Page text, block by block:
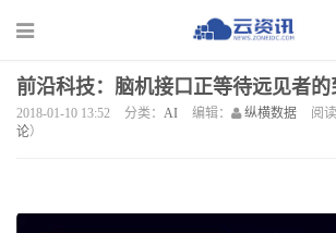
前沿科技：脑机接口正等待远见者的
2018-01-10 13:52 分类： AI 编辑： 纵横数据 阅
论）